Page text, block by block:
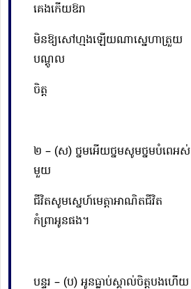
គេងកើយឱរា
មិនឱ្យសៅហ្មងឡើយណាស្នេហាត្រួយ
បណ្តូល
ចិត្ត
២ – (ស) ថ្នមអើយថ្នមសូមថ្នមបំពេអស់
មួយ
ជីវិតសូមស្នេហ៍មេត្តាអាណិតជីវិត
កំព្រាអូនផង។
បន្ទរ – (ប) អូនធ្លាប់ស្គាល់ចិត្តបងហើយ